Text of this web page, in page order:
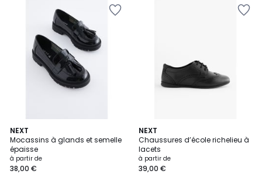
NEXT
Mocassins à glands et semelle
épaisse
à partir de
38,00 €
NEXT
Chaussures d’école richelieu à
lacets
à partir de
39,00 €
2
Couleurs